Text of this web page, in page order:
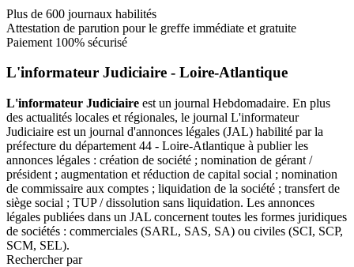
Plus de 600 journaux habilités
Attestation de parution pour le greffe immédiate et gratuite
Paiement 100% sécurisé
L'informateur Judiciaire - Loire-Atlantique
L'informateur Judiciaire est un journal Hebdomadaire. En plus
des actualités locales et régionales, le journal L'informateur
Judiciaire est un journal d'annonces légales (JAL) habilité par la
préfecture du département 44 - Loire-Atlantique à publier les
annonces légales : création de société ; nomination de gérant /
président ; augmentation et réduction de capital social ; nomination
de commissaire aux comptes ; liquidation de la société ; transfert de
siège social ; TUP / dissolution sans liquidation. Les annonces
légales publiées dans un JAL concernent toutes les formes juridiques
de sociétés : commerciales (SARL, SAS, SA) ou civiles (SCI, SCP,
SCM, SEL).
Rechercher par